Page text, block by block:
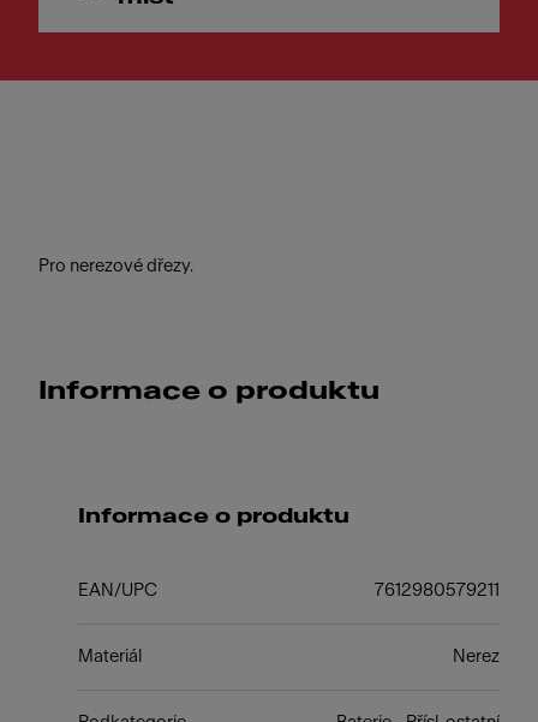
Pro nerezové dřezy.
Informace o produktu
Informace o produktu
EAN/UPC 7612980579211
Materiál Nerez